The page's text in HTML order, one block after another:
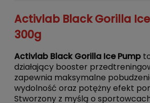
Activlab Black Gorilla
300g
Activlab Black Gorilla Ice Pump
działający booster
zapewnia maksymalne
wydolność oraz potężny efekt
Stworzony z myślą o